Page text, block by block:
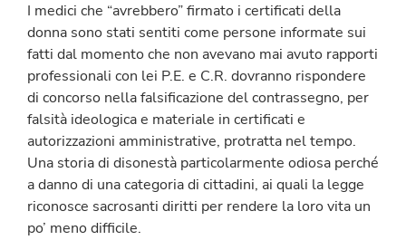
I medici che “avrebbero” firmato i certificati della
donna sono stati sentiti come persone informate sui
fatti dal momento che non avevano mai avuto rapporti
professionali con lei P.E. e C.R. dovranno rispondere
di concorso nella falsificazione del contrassegno, per
falsità ideologica e materiale in certificati e
autorizzazioni amministrative, protratta nel tempo.
Una storia di disonestà particolarmente odiosa perché
a danno di una categoria di cittadini, ai quali la legge
riconosce sacrosanti diritti per rendere la loro vita un
po’ meno difficile.